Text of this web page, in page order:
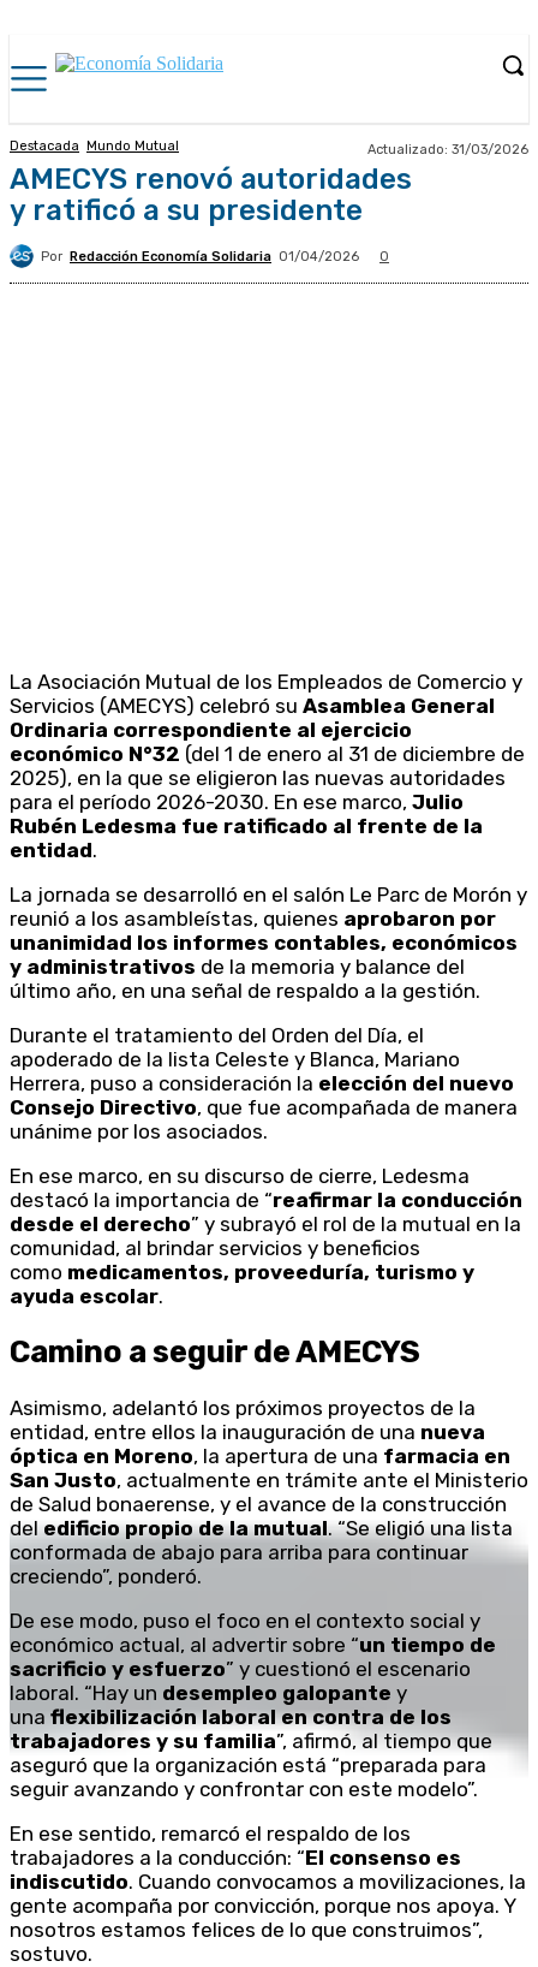
Destacada Mundo Mutual Actualizado: 31/03/2026
AMECYS renovó autoridades
y ratificó a su presidente
Por Redacción Economía Solidaria 01/04/2026 0
La Asociación Mutual de los Empleados de Comercio y
Servicios (AMECYS) celebró su Asamblea General
Ordinaria correspondiente al ejercicio
económico N°32 (del 1 de enero al 31 de diciembre de
2025), en la que se eligieron las nuevas autoridades
para el período 2026-2030. En ese marco, Julio
Rubén Ledesma fue ratificado al frente de la
entidad.
La jornada se desarrolló en el salón Le Parc de Morón y
reunió a los asambleístas, quienes aprobaron por
unanimidad los informes contables, económicos
y administrativos de la memoria y balance del
último año, en una señal de respaldo a la gestión.
Durante el tratamiento del Orden del Día, el
apoderado de la lista Celeste y Blanca, Mariano
Herrera, puso a consideración la elección del nuevo
Consejo Directivo, que fue acompañada de manera
unánime por los asociados.
En ese marco, en su discurso de cierre, Ledesma
destacó la importancia de “reafirmar la conducción
desde el derecho” y subrayó el rol de la mutual en la
comunidad, al brindar servicios y beneficios
como medicamentos, proveeduría, turismo y
ayuda escolar.
Camino a seguir de AMECYS
Asimismo, adelantó los próximos proyectos de la
entidad, entre ellos la inauguración de una nueva
óptica en Moreno, la apertura de una farmacia en
San Justo, actualmente en trámite ante el Ministerio
de Salud bonaerense, y el avance de la construcción
deledificio propio de la mutual. “Se eligió una lista
conformada de abajo para arriba para continuar
creciendo”, ponderó.
De ese modo, puso el foco en el contexto social y
económico actual, al advertir sobre “un tiempo de
sacrificio y esfuerzo” y cuestionó el escenario
laboral. “Hay un desempleo galopante y
una flexibilización laboral en contra de los
trabajadores y su familia”, afirmó, al tiempo que
aseguró que la organización está “preparada para
seguir avanzando y confrontar con este modelo”.
En ese sentido, remarcó el respaldo de los
trabajadores a la conducción: “El consenso es
indiscutido. Cuando convocamos a movilizaciones, la
gente acompaña por convicción, porque nos apoya. Y
nosotros estamos felices de lo que construimos”,
sostuvo.